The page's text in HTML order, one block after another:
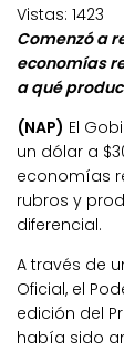
Vistas: 1423
Comenzó a
economías
a qué
(NAP) El
un dólar a
economías
rubros y
diferencial.
A través de
Oficial, el
edición del
había sido